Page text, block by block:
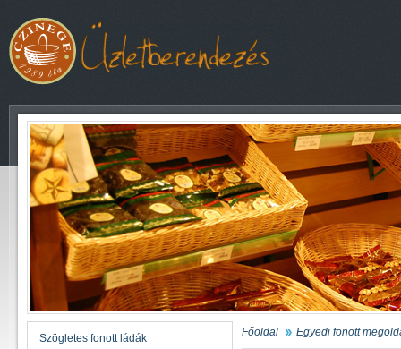
Szögletes fonott ládák Főoldal Egyedi fonott